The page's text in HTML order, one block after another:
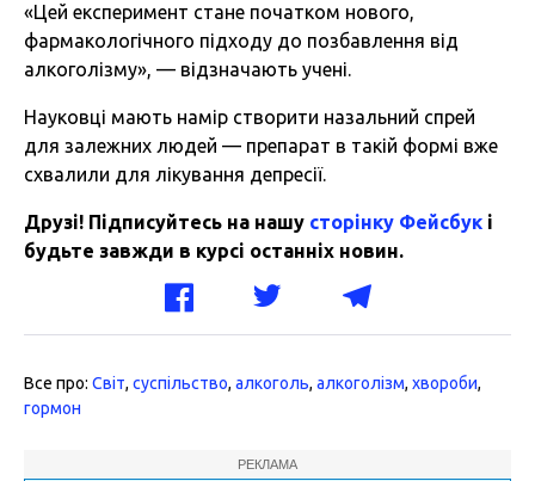
«Цей експеримент стане початком нового,
фармакологічного підходу до позбавлення від
алкоголізму», — відзначають учені.
Науковці мають намір створити назальний спрей
для залежних людей — препарат в такій формі вже
схвалили для лікування депресії.
Друзі! Підписуйтесь на нашу сторінку Фейсбук і
будьте завжди в курсі останніх новин.
Все про: Світ, суспільство, алкоголь, алкоголізм, хвороби,
гормон
РЕКЛАМА